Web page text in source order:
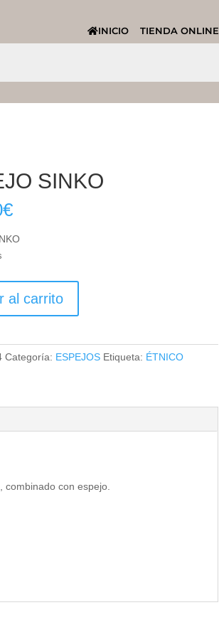
INICIO TIENDA ONLINE
SINKO
€
al carrito
Categoría: ESPEJOS Etiqueta: ÉTNICO
con espejo.